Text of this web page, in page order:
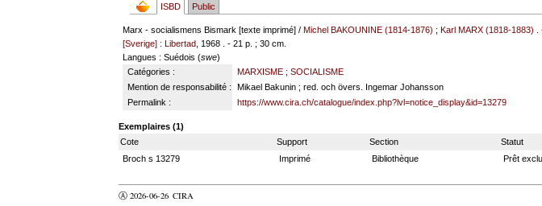
ISBD Public
Marx - socialismens Bismark [texte imprimé] /Michel BAKOUNINE (1814-1876) ;Karl MARX (1818-1883)
[Sverige] : Libertad , 1968 . - 21 p. ; 30 cm.
Langues : Suédois (swe)
Catégories :
MARXISME; SOCIALISME
Mention de responsabilité :
Mikael Bakunin ; red. och övers. Ingemar Johansson
Permalink :
https://www.cira.ch/catalogue/index.php?lvl=notice_display&id=13279
Exemplaires (1)
Cote
Support Section
Statut
Broch s 13279
Imprimé Bibliothèque Prêt exclu
Ⓐ 2026-06-26 CIRA